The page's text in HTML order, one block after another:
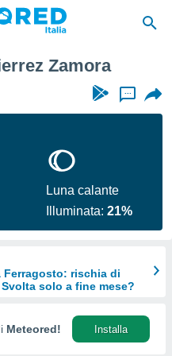
Zamora
...
Luna calante
Illuminata:21%
rischia di
solo a fine mese?
Meteored! Installa